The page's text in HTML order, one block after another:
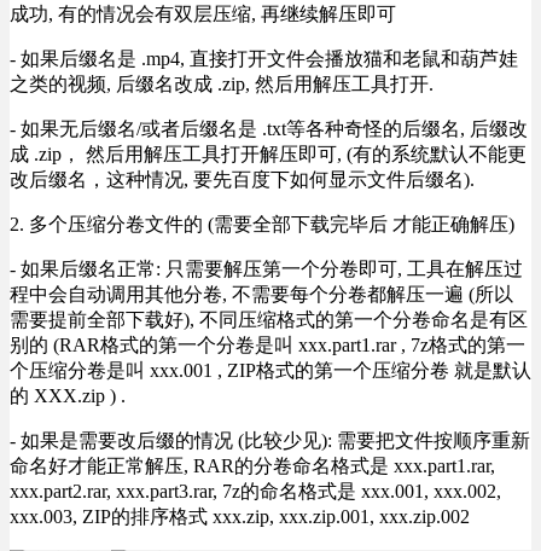
成功, 有的情况会有双层压缩, 再继续解压即可
- 如果后缀名是 .mp4, 直接打开文件会播放猫和老鼠和葫芦娃
之类的视频, 后缀名改成 .zip, 然后用解压工具打开.
- 如果无后缀名/或者后缀名是 .txt等各种奇怪的后缀名, 后缀改
成 .zip， 然后用解压工具打开解压即可, (有的系统默认不能更
改后缀名，这种情况, 要先百度下如何显示文件后缀名).
2. 多个压缩分卷文件的 (需要全部下载完毕后 才能正确解压)
- 如果后缀名正常: 只需要解压第一个分卷即可, 工具在解压过
程中会自动调用其他分卷, 不需要每个分卷都解压一遍 (所以
需要提前全部下载好), 不同压缩格式的第一个分卷命名是有区
别的 (RAR格式的第一个分卷是叫 xxx.part1.rar , 7z格式的第一
个压缩分卷是叫 xxx.001 , ZIP格式的第一个压缩分卷 就是默认
的 XXX.zip ) .
- 如果是需要改后缀的情况 (比较少见): 需要把文件按顺序重新
命名好才能正常解压, RAR的分卷命名格式是 xxx.part1.rar,
xxx.part2.rar, xxx.part3.rar, 7z的命名格式是 xxx.001, xxx.002,
xxx.003, ZIP的排序格式 xxx.zip, xxx.zip.001, xxx.zip.002